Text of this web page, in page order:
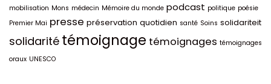
mobilisation Mons médecin Mémoire du monde podcast politique poésie
Premier Mai presse préservation quotidien santé Soins solidariteit
solidarité témoignage témoignages témoignages
oraux UNESCO